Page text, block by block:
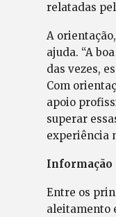
relatadas
A
ajuda. “A
das vezes,
Com
apoio
superar
experiência
Informação
Entre os
aleitamento